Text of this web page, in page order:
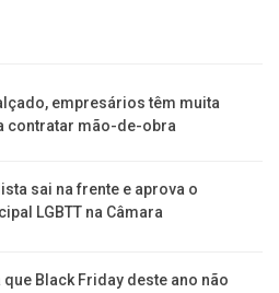
empresários têm muita
contratar mão-de-obra
sai na frente e aprova o
LGBTT na Câmara
que Black Friday deste ano não